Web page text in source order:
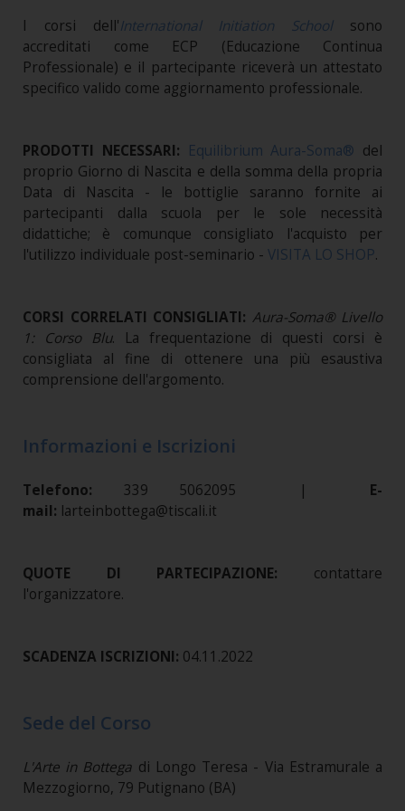
I corsi dell'International Initiation Schoolsono
accreditati come ECP (Educazione Continua
Professionale) e il partecipante riceverà un attestato
specifico valido come aggiornamento professionale.
PRODOTTI NECESSARI: Equilibrium Aura-Soma® del
proprio Giorno di Nascita e della somma della propria
Data di Nascita - le bottiglie saranno fornite ai
partecipanti dalla scuola per le sole necessità
didattiche; è comunque consigliato l'acquisto per
l'utilizzo individuale post-seminario - VISITA LO SHOP.
CORSI CORRELATI CONSIGLIATI: Aura-Soma® Livello
1: Corso Blu.
La frequentazione di questi corsi è
consigliata al fine di ottenere una più esaustiva
comprensione dell'argomento.
Informazioni e Iscrizioni
Telefono: 339 5062095 | E-
mail: larteinbottega@tiscali.it
QUOTE DI PARTECIPAZIONE: contattare
l'organizzatore.
SCADENZA ISCRIZIONI: 04.11.2022
Sede del Corso
L'Arte in Bottega di Longo Teresa - Via Estramurale a
Mezzogiorno, 79 Putignano (BA)